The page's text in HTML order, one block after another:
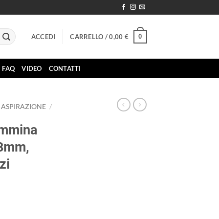
ACCEDI CARRELLO /0,00 € 0
FAQ VIDEO CONTATTI
ASPIRAZIONE /